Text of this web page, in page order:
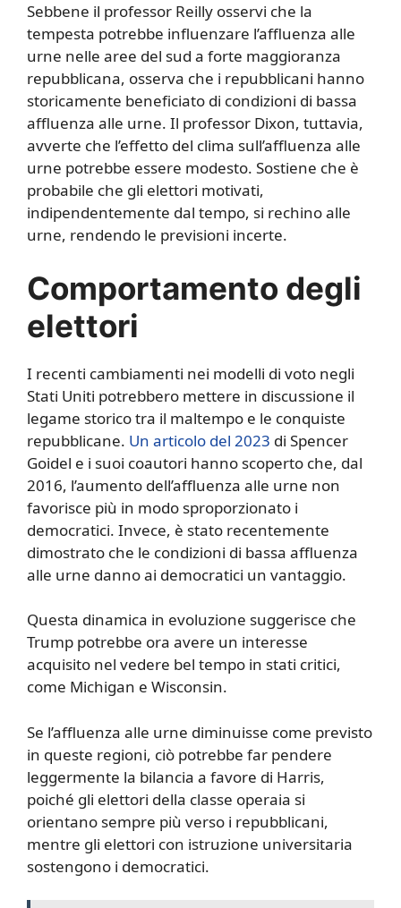
Sebbene il professor Reilly osservi che la
tempesta potrebbe influenzare l’affluenza alle
urne nelle aree del sud a forte maggioranza
repubblicana, osserva che i repubblicani hanno
storicamente beneficiato di condizioni di bassa
affluenza alle urne. Il professor Dixon, tuttavia,
avverte che l’effetto del clima sull’affluenza alle
urne potrebbe essere modesto. Sostiene che è
probabile che gli elettori motivati,
indipendentemente dal tempo, si rechino alle
urne, rendendo le previsioni incerte.
Comportamento degli
elettori
I recenti cambiamenti nei modelli di voto negli
Stati Uniti potrebbero mettere in discussione il
legame storico tra il maltempo e le conquiste
repubblicane. Un articolo del 2023 di Spencer
Goidel e i suoi coautori hanno scoperto che, dal
2016, l’aumento dell’affluenza alle urne non
favorisce più in modo sproporzionato i
democratici. Invece, è stato recentemente
dimostrato che le condizioni di bassa affluenza
alle urne danno ai democratici un vantaggio.
Questa dinamica in evoluzione suggerisce che
Trump potrebbe ora avere un interesse
acquisito nel vedere bel tempo in stati critici,
come Michigan e Wisconsin.
Se l’affluenza alle urne diminuisse come previsto
in queste regioni, ciò potrebbe far pendere
leggermente la bilancia a favore di Harris,
poiché gli elettori della classe operaia si
orientano sempre più verso i repubblicani,
mentre gli elettori con istruzione universitaria
sostengono i democratici.